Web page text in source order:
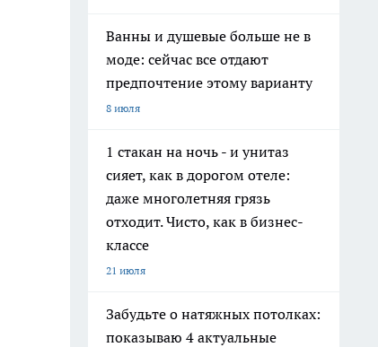
Ванны и душевые больше не в
моде: сейчас все отдают
предпочтение этому варианту
8 июля
1 стакан на ночь - и унитаз
сияет, как в дорогом отеле:
даже многолетняя грязь
отходит. Чисто, как в бизнес-
классе
21 июля
Забудьте о натяжных потолках:
показываю 4 актуальные